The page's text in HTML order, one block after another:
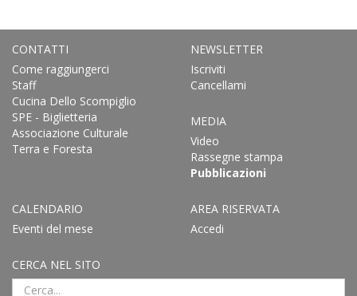
CONTATTI
Come raggiungerci
Staff
Cucina Dello Scompiglio
SPE - Biglietteria
Associazione Culturale
Terra e Foresta
NEWSLETTER
Iscriviti
Cancellami
MEDIA
Video
Rassegne stampa
Pubblicazioni
CALENDARIO
Eventi del mese
AREA RISERVATA
Accedi
CERCA NEL SITO